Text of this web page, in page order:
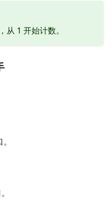
从 1 开始计数。